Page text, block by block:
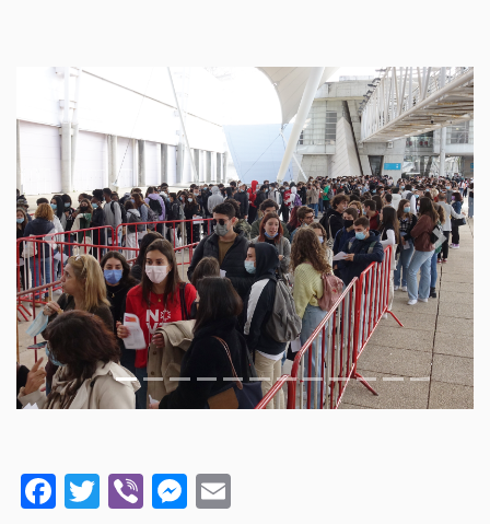
Previous Next
Facebook
Twitter
ViberMessenger